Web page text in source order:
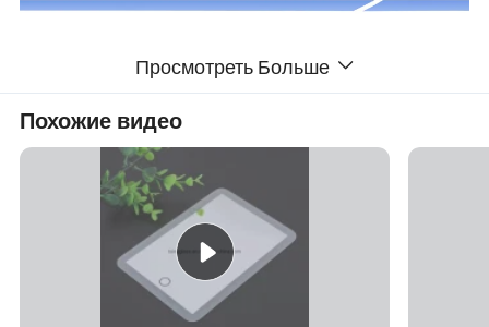
Cooper и Lead Free Mirror
Размеры: 1524x2134 мм, 1830x1220 мм, 1830x2440 мм,
2140x3300 мм, 2250x3300 и т.д.
Антикварное зеркало
1. Экологически безопасный
2. Увеличьте чувство старости и элегантности
4. Качество и долговечность оптики
Просмотреть Больше
Похожие видео